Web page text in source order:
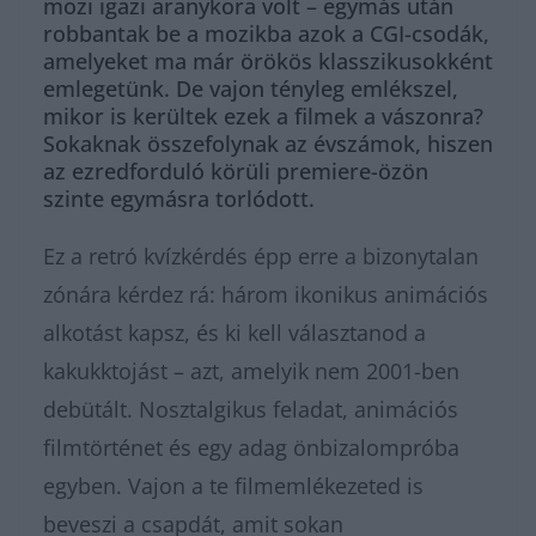
mozi igazi aranykora volt – egymás után
robbantak be a mozikba azok a CGI-csodák,
amelyeket ma már örökös klasszikusokként
emlegetünk. De vajon tényleg emlékszel,
mikor is kerültek ezek a filmek a vászonra?
Sokaknak összefolynak az évszámok, hiszen
az ezredforduló körüli premiere-özön
szinte egymásra torlódott.
Ez a retró kvízkérdés épp erre a bizonytalan
zónára kérdez rá: három ikonikus animációs
alkotást kapsz, és ki kell választanod a
kakukktojást – azt, amelyik nem 2001-ben
debütált. Nosztalgikus feladat, animációs
filmtörténet és egy adag önbizalompróba
egyben. Vajon a te filmemlékezeted is
beveszi a csapdát, amit sokan